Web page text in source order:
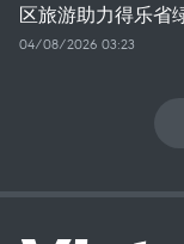
区旅游助力得乐省
04/08/2026 03:23